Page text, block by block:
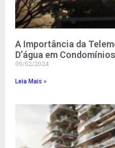
A Importância da
D’água em
09/02/2024
Leia Mais »